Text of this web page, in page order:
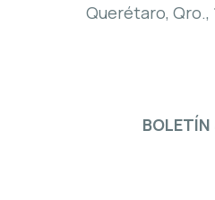
Querétaro, Qro.,